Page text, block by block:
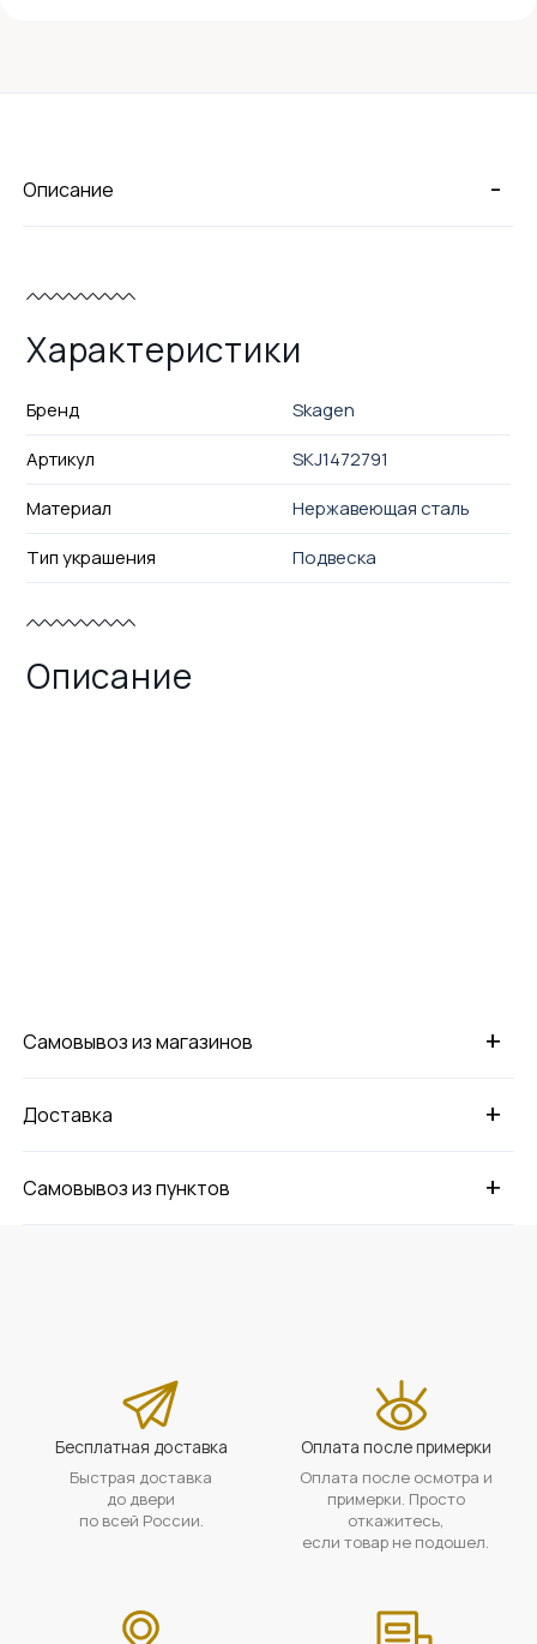
-
Описание
Характеристики
Бренд
Skagen
Артикул
SKJ1472791
Материал
Нержавеющая сталь
Тип украшения
Подвеска
Описание
+
Самовывоз из магазинов
+
Доставка
+
Самовывоз из пунктов
Бесплатная доставка
Быстрая доставка
до двери
по всей России.
Оплата после примерки
Оплата после осмотра и
примерки. Просто
откажитесь,
если товар не подошел.